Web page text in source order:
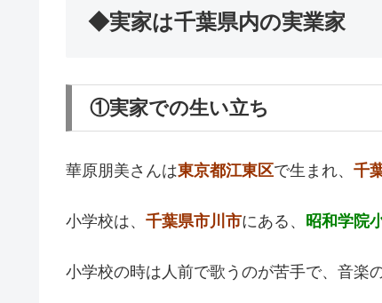
◆実家は千葉県内の実業家
①実家での生い立ち
華原朋美さんは東京都江東区で生まれ、 千
小学校は、 千葉県市川市にある、 昭和学院
小学校の時は人前で歌うのが苦手で、音楽